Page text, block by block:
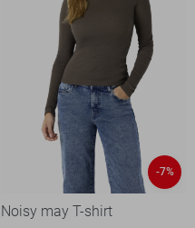
-7%
Noisy may T-shirt